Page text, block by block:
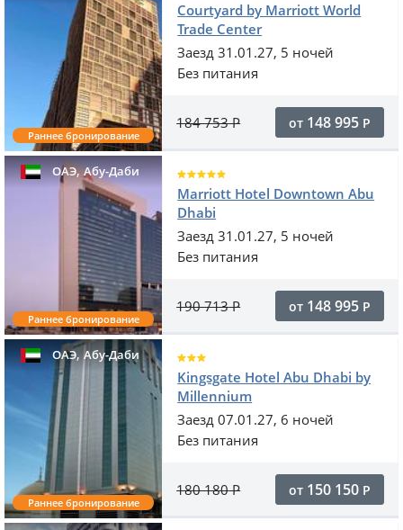
Раннее бронирование
Courtyard by Marriott World
Trade Center
Заезд 31.01.27, 5 ночей
Без питания
184 753Р от 148 995 Р
ОАЭ,Абу-Даби
Раннее бронирование
Marriott Hotel Downtown Abu
Dhabi
Заезд 31.01.27, 5 ночей
Без питания
190 713Р от 148 995 Р
ОАЭ,Абу-Даби
Раннее бронирование
Kingsgate Hotel Abu Dhabi by
Millennium
Заезд 07.01.27, 6 ночей
Без питания
180 180Р от 150 150 Р